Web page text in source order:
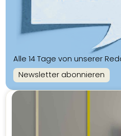
Alle 14 Tage von unserer
Newsletter abonnieren